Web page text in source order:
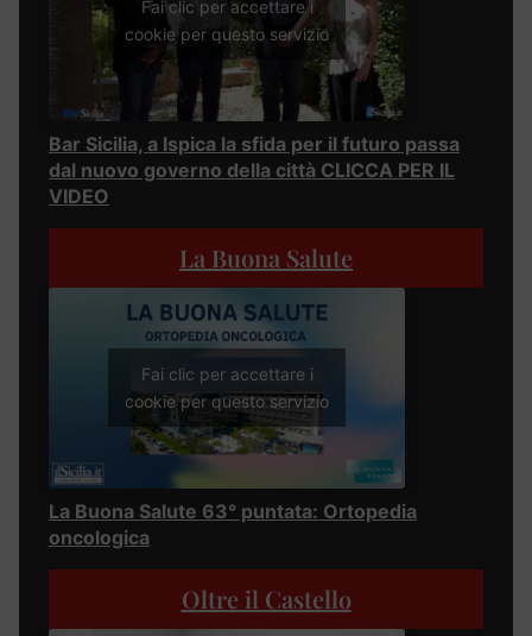
Fai clic per accettare i
cookie per questo servizio
Bar Sicilia, a Ispica la sfida per il futuro passa
dal nuovo governo della città CLICCA PER IL
VIDEO
La Buona Salute
Fai clic per accettare i
cookie per questo servizio
La Buona Salute 63° puntata: Ortopedia
oncologica
Oltre il Castello